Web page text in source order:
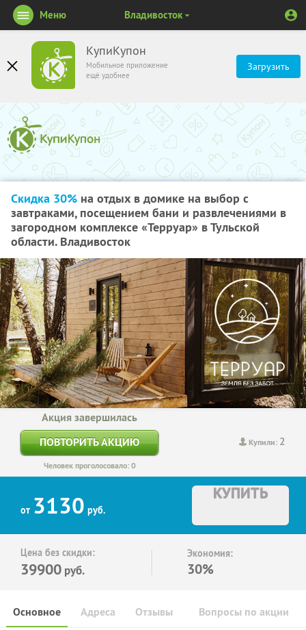
КупиКупон
Мобильное приложение
ещё удобнее
Загрузить
Меню Владивосток
Скидка 30% на отдых в домике на выбор с
завтраками, посещением бани и развлечениями в
загородном комплексе «Терруар» в Тульской
области. Владивосток
Купили: 2
Акция завершилась
ПОВТОРИТЬ АКЦИЮ
Человек проголосовало: 0
от 3130 руб.
КУПИТЬ
Цена без скидки:
39900 руб.
Экономия:
30%
Основное Отзывы Вопросы по акции
Адреса